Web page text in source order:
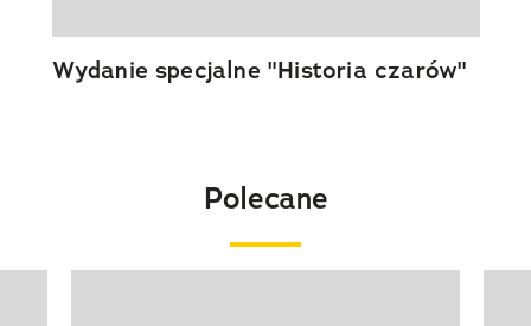
Wydanie specjalne "Historia czarów"
Polecane